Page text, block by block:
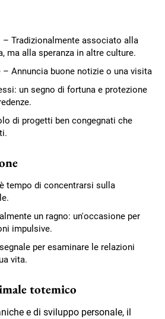
– Tradizionalmente associato alla
ma alla speranza in altre culture.
– Annuncia buone notizie o una visita
un segno di fortuna e protezione
di progetti ben congegnati che
tempo di concentrarsi sulla
un ragno: un'occasione per
impulsive.
per esaminare le relazioni
vita.
totemico
e di sviluppo personale, il